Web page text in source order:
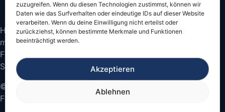
zuzugreifen. Wenn du diesen Technologien zustimmst, können wir
Daten wie das Surfverhalten oder eindeutige IDs auf dieser Website
verarbeiten. Wenn du deine Einwilligung nicht erteilst oder
zurückziehst, können bestimmte Merkmale und Funktionen
beeinträchtigt werden.
Akzeptieren
Ablehnen
Hinweis: Die Online-Abmeldung ist nicht in allen Fällen
möglich. Bitte prüfen Sie vor dem Start, ob
Fahrzeugschein und Kennzeichen onlinefähige
Sicherheitscodes besitzen.
© 2026 Online Auto Abmelden – Bundesweite
Fahrzeugabmeldung